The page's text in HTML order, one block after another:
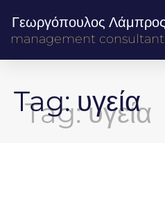
Γεωργόπουλος Λάμπρος
management consultant
Tag: υγεία